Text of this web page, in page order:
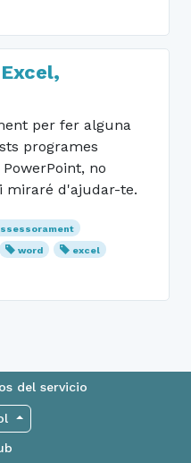
per fer alguna
programes
no
miraré d'ajudar-te.
word
excel
del servicio